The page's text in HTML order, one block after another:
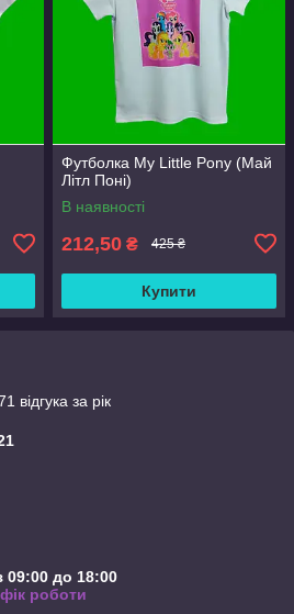
Футболка My Little Pony (Май
Літл Поні)
В наявності
212,50 ₴ 425 ₴
Купити
відгука за рік
09:00 до 18:00
роботи